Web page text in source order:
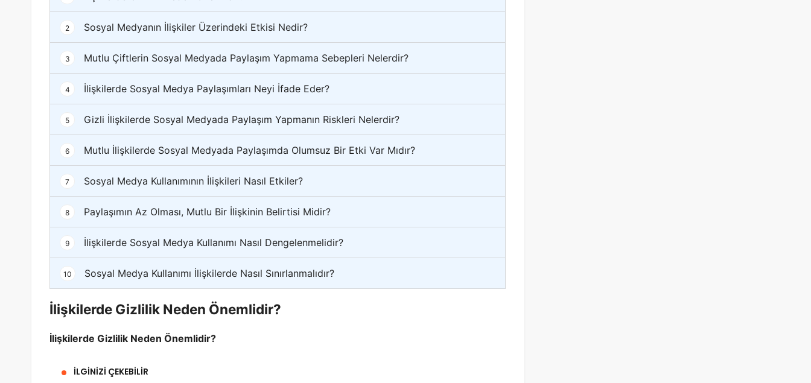
2 Sosyal Medyanın İlişkiler Üzerindeki Etkisi Nedir?
3 Mutlu Çiftlerin Sosyal Medyada Paylaşım Yapmama Sebepleri Nelerdir?
4 İlişkilerde Sosyal Medya Paylaşımları Neyi İfade Eder?
5 Gizli İlişkilerde Sosyal Medyada Paylaşım Yapmanın Riskleri Nelerdir?
6 Mutlu İlişkilerde Sosyal Medyada Paylaşımda Olumsuz Bir Etki Var Mıdır?
7 Sosyal Medya Kullanımının İlişkileri Nasıl Etkiler?
8 Paylaşımın Az Olması, Mutlu Bir İlişkinin Belirtisi Midir?
9 İlişkilerde Sosyal Medya Kullanımı Nasıl Dengelenmelidir?
10 Sosyal Medya Kullanımı İlişkilerde Nasıl Sınırlanmalıdır?
İlişkilerde Gizlilik Neden Önemlidir?
İlişkilerde Gizlilik Neden Önemlidir?
İLGINIZI ÇEKEBILIR